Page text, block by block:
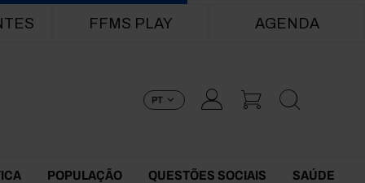
FFMS PLAY AGENDA
PT
POPULAÇÃO QUESTÕES SOCIAIS SAÚDE